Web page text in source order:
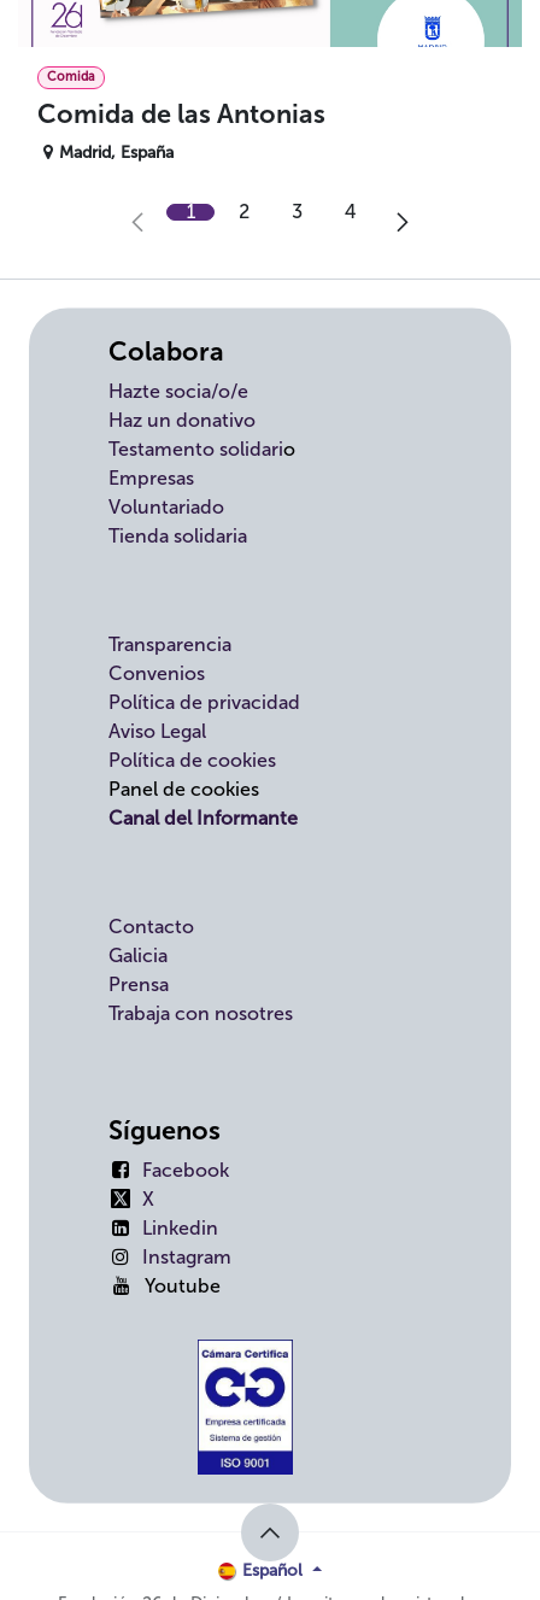
Comida
Comida de las Antonias
Madrid, España
1 2 3 4
Transparencia
Convenios
Política de privacidad
Aviso Legal
Política de cookies
Panel de cookies
Canal del Informante
Contacto
Galicia
Prensa
Trabaja con nosotres
Colabora
Hazte socia/o/e
Haz un donativo
Testamento solidario
Empresas
Voluntariado
Tienda solidaria
Síguenos
Facebook
X
Linkedin
Instagram
Youtube
Español